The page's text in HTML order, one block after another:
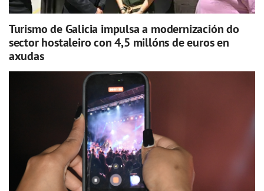
Turismo de Galicia impulsa a modernización do
sector hostaleiro con 4,5 millóns de euros en
axudas